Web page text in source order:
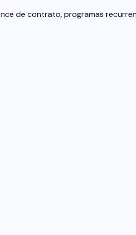
de contrato, programas